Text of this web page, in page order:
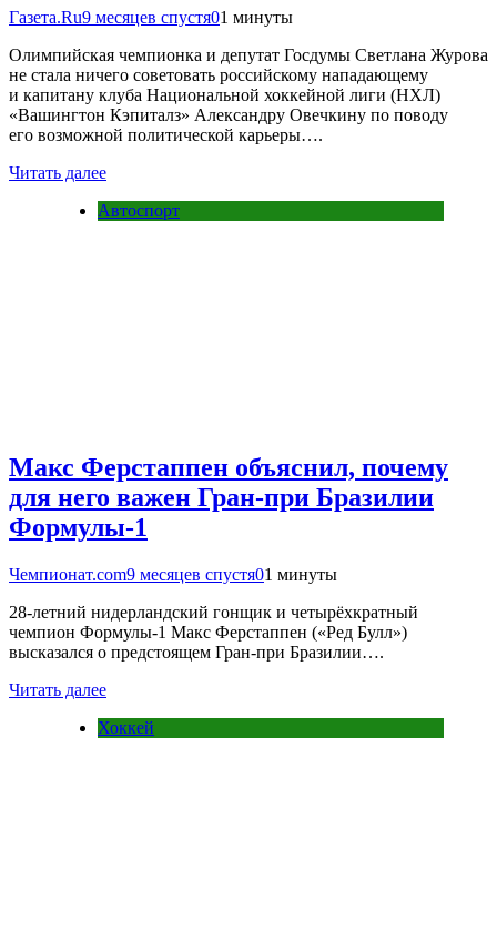
Газета.Ru9 месяцев спустя01 минуты
Олимпийская чемпионка и депутат Госдумы Светлана Журова
не стала ничего советовать российскому нападающему
и капитану клуба Национальной хоккейной лиги (НХЛ)
«Вашингтон Кэпиталз» Александру Овечкину по поводу
его возможной политической карьеры….
Читать далее
Автоспорт
Макс Ферстаппен объяснил, почему
для него важен Гран-при Бразилии
Формулы-1
Чемпионат.com9 месяцев спустя01 минуты
28-летний нидерландский гонщик и четырёхкратный
чемпион Формулы-1 Макс Ферстаппен («Ред Булл»)
высказался о предстоящем Гран-при Бразилии….
Читать далее
Хоккей